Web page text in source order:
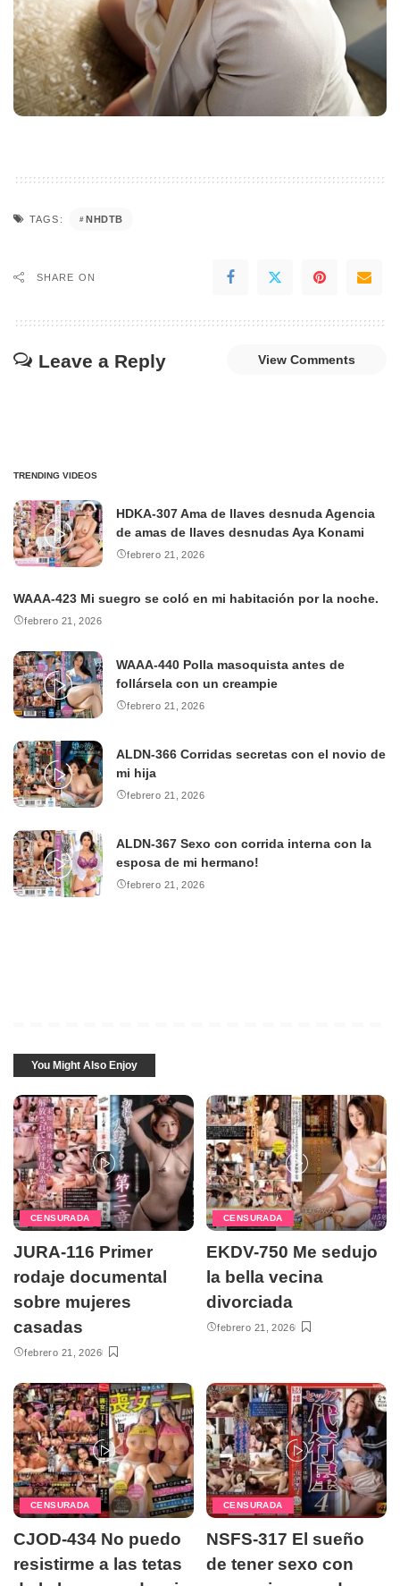
TAGS: NHDTB
SHARE ON
Leave a Reply View Comments
TRENDING VIDEOS
HDKA-307 Ama de llaves desnuda Agencia
de amas de llaves desnudas Aya Konami
febrero 21, 2026
WAAA-423 Mi suegro se coló en mi habitación por la noche.
febrero 21, 2026
WAAA-440 Polla masoquista antes de
follársela con un creampie
febrero 21, 2026
ALDN-366 Corridas secretas con el novio de
mi hija
febrero 21, 2026
ALDN-367 Sexo con corrida interna con la
esposa de mi hermano!
febrero 21, 2026
You Might Also Enjoy
CENSURADA
JURA-116 Primer
rodaje documental
sobre mujeres
casadas
febrero 21, 2026
CENSURADA
EKDV-750 Me sedujo
la bella vecina
divorciada
febrero 21, 2026
CENSURADA
CJOD-434 No puedo
resistirme a las tetas
CENSURADA
NSFS-317 El sueño
de tener sexo con